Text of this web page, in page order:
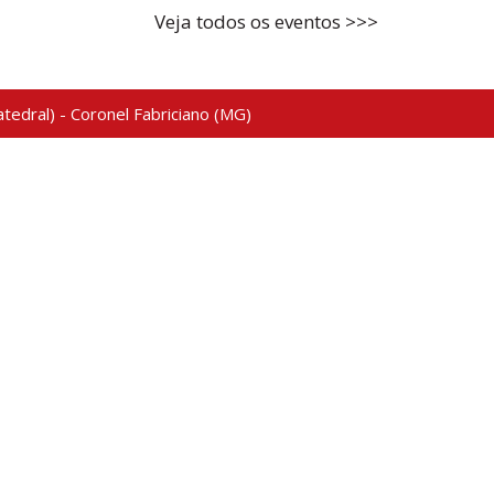
Veja todos os eventos >>>
- Coronel Fabriciano (MG)